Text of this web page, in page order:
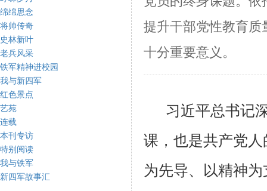
绵绵思念
将帅传奇
史林新叶
老兵风采
铁军精神进校园
我与新四军
红色景点
艺苑
连载
本刊专访
特别阅读
我与铁军
新四军故事汇
提升干部党性教育质
十分重要意义。
习近平总书记
课，也是共产党人
为先导、以精神